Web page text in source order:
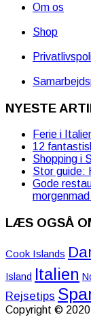
Om os
Shop
NYESTE
Ferie i
12
Shopping i
Stor guide:
Gode
LÆS OGSÅ
Cook Islands
Island Italien
Rejsetips
Copyright ©